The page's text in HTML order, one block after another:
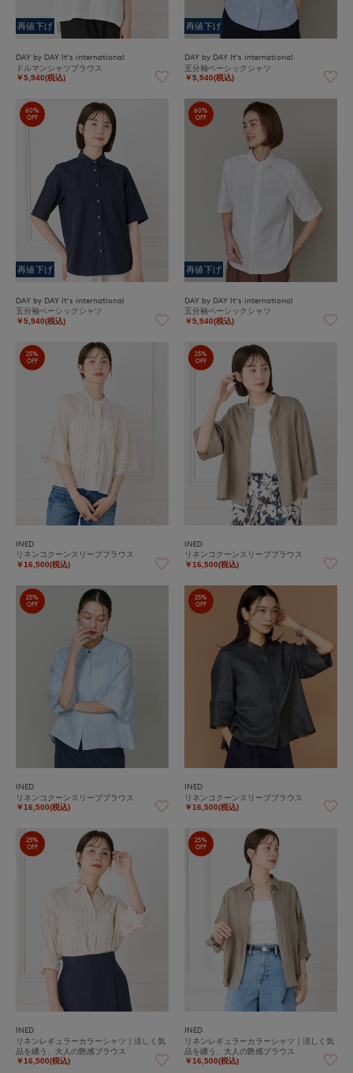
再値下げ
DAY by DAY It's international
ドルマンシャツブラウス
￥5,940(税込)
再値下げ
DAY by DAY It's international
五分袖ベーシックシャツ
￥5,940(税込)
60%
OFF
再値下げ
DAY by DAY It's international
五分袖ベーシックシャツ
￥5,940(税込)
60%
OFF
再値下げ
DAY by DAY It's international
五分袖ベーシックシャツ
￥5,940(税込)
25%
OFF
INED
リネンコクーンスリーブブラウス
￥16,500(税込)
25%
OFF
INED
リネンコクーンスリーブブラウス
￥16,500(税込)
25%
OFF
INED
リネンコクーンスリーブブラウス
￥16,500(税込)
25%
OFF
INED
リネンコクーンスリーブブラウス
￥16,500(税込)
25%
OFF
INED
リネンレギュラーカラーシャツ｜涼しく気
品を纏う、大人の艶感ブラウス
￥16,500(税込)
25%
OFF
INED
リネンレギュラーカラーシャツ｜涼しく気
品を纏う、大人の艶感ブラウス
￥16,500(税込)